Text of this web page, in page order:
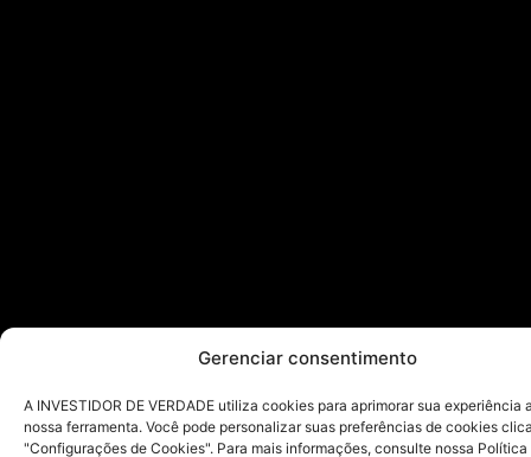
Gerenciar consentimento
A INVESTIDOR DE VERDADE utiliza cookies para aprimorar sua experiência
nossa ferramenta. Você pode personalizar suas preferências de cookies
"Configurações de Cookies". Para mais informações, consulte nossa Política